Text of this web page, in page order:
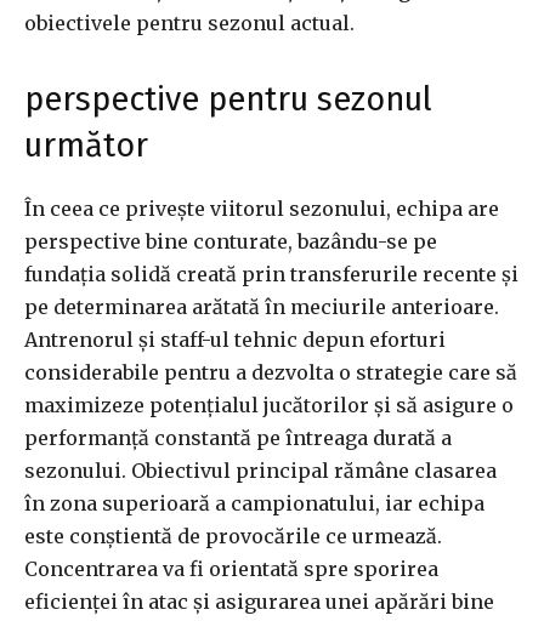
obiectivele pentru sezonul actual.
perspective pentru sezonul
următor
În ceea ce privește viitorul sezonului, echipa are
perspective bine conturate, bazându-se pe
fundația solidă creată prin transferurile recente și
pe determinarea arătată în meciurile anterioare.
Antrenorul și staff-ul tehnic depun eforturi
considerabile pentru a dezvolta o strategie care să
maximizeze potențialul jucătorilor și să asigure o
performanță constantă pe întreaga durată a
sezonului. Obiectivul principal rămâne clasarea
în zona superioară a campionatului, iar echipa
este conștientă de provocările ce urmează.
Concentrarea va fi orientată spre sporirea
eficienței în atac și asigurarea unei apărări bine